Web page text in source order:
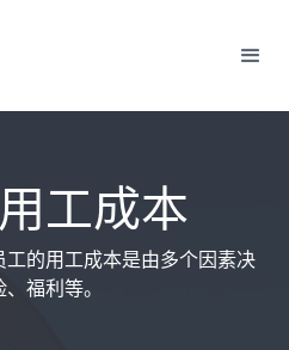
工成本
的用工成本是由多个因素决
福利等。